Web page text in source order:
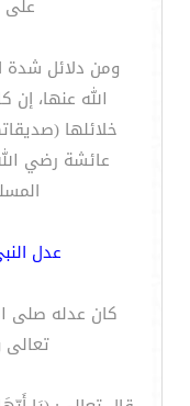
على
ومن دلائل شدة
الله عنها،
خلائلها
عائشة رضي
عدل
كان عدله صلى
تعالى